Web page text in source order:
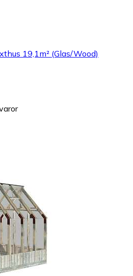
19,1m² (Glas/Wood)